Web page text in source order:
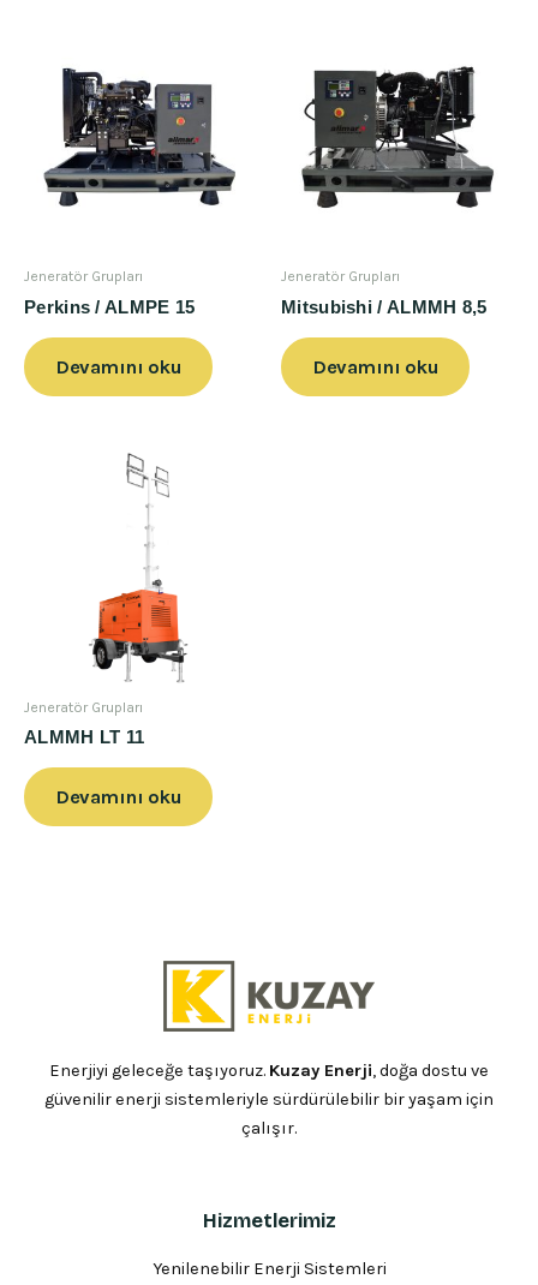
Jeneratör Grupları
Perkins / ALMPE 15
Devamını oku
Jeneratör Grupları
Mitsubishi / ALMMH 8,5
Devamını oku
Jeneratör Grupları
ALMMH LT 11
Devamını oku
Enerjiyi geleceğe taşıyoruz. Kuzay Enerji, doğa dostu ve
güvenilir enerji sistemleriyle sürdürülebilir bir yaşam için
çalışır.
Hizmetlerimiz
Yenilenebilir Enerji Sistemleri